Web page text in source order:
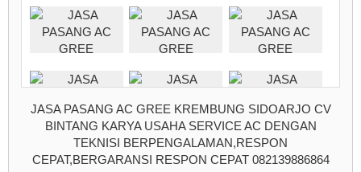
JASA PASANG AC GREE KREMBUNG SIDOARJO CV
BINTANG KARYA USAHA SERVICE AC DENGAN
TEKNISI BERPENGALAMAN,RESPON
CEPAT,BERGARANSI RESPON CEPAT 082139886864